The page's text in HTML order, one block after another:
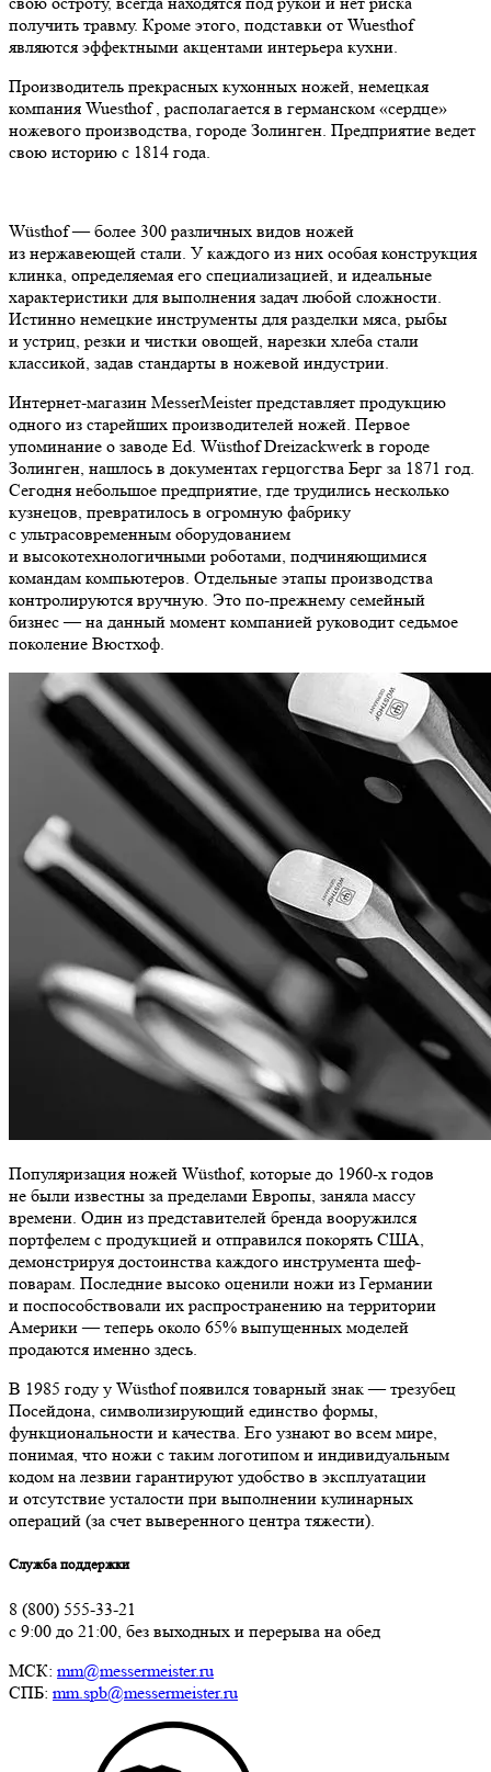
получить травму. Кроме этого, подставки от Wuesthof
являются эффектными акцентами интерьера кухни.
Производитель прекрасных кухонных ножей, немецкая
компания Wuesthof , располагается в германском «сердце»
ножевого производства, городе Золинген. Предприятие ведет
свою историю с 1814 года.
Wüsthof — более 300 различных видов ножей
из нержавеющей стали. У каждого из них особая конструкция
клинка, определяемая его специализацией, и идеальные
характеристики для выполнения задач любой сложности.
Истинно немецкие инструменты для разделки мяса, рыбы
и устриц, резки и чистки овощей, нарезки хлеба стали
классикой, задав стандарты в ножевой индустрии.
Интернет-магазин MesserMeister представляет продукцию
одного из старейших производителей ножей. Первое
упоминание о заводе Ed. Wüsthof Dreizackwerk в городе
Золинген, нашлось в документах герцогства Берг за 1871 год.
Сегодня небольшое предприятие, где трудились несколько
кузнецов, превратилось в огромную фабрику
с ультрасовременным оборудованием
и высокотехнологичными роботами, подчиняющимися
командам компьютеров. Отдельные этапы производства
контролируются вручную. Это по-прежнему семейный
бизнес — на данный момент компанией руководит седьмое
поколение Вюстхоф.
Популяризация ножей Wüsthof, которые до 1960-х годов
не были известны за пределами Европы, заняла массу
времени. Один из представителей бренда вооружился
портфелем с продукцией и отправился покорять США,
демонстрируя достоинства каждого инструмента шеф-
поварам. Последние высоко оценили ножи из Германии
и поспособствовали их распространению на территории
Америки — теперь около 65% выпущенных моделей
продаются именно здесь.
В 1985 году у Wüsthof появился товарный знак — трезубец
Посейдона, символизирующий единство формы,
функциональности и качества. Его узнают во всем мире,
понимая, что ножи с таким логотипом и индивидуальным
кодом на лезвии гарантируют удобство в эксплуатации
и отсутствие усталости при выполнении кулинарных
операций (за счет выверенного центра тяжести).
Служба поддержки
8 (800) 555-33-21
с 9:00 до 21:00, без выходных и перерыва на обед
МСК: mm@messermeister.ru
СПБ: mm.spb@messermeister.ru